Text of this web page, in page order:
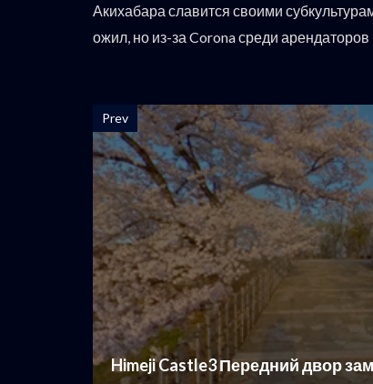
Акихабара славится своими
ожил, но из-за Corona среди
Prev
Himeji Castle3 Передний двор